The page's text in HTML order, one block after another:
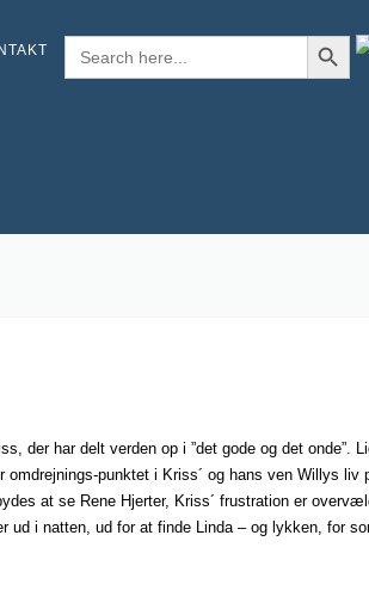
Search
for:
SEARCH
der har delt verden op i ”det gode og det onde”.
punktet i Kriss´ og hans ven Willys liv
at se Rene Hjerter, Kriss´ frustration er
i natten, ud for at finde Linda – og lykken, for